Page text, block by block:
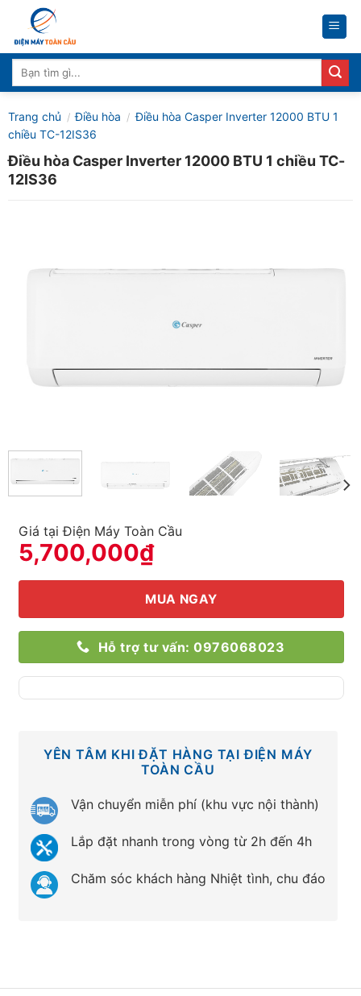
content
Tìm
kiếm:
Trang chủ / Điều hòa / Điều hòa Casper Inverter 12000 BTU 1
chiều TC-12IS36
Điều hòa Casper Inverter 12000 BTU 1 chiều TC-
12IS36
Giá tại Điện Máy Toàn Cầu
5,700,000₫
MUA NGAY
Hỗ trợ tư vấn: 0976068023
YÊN TÂM KHI ĐẶT HÀNG TẠI ĐIỆN MÁY
TOÀN CẦU
Vận chuyển miễn phí (khu vực nội thành)
Lắp đặt nhanh trong vòng từ 2h đến 4h
Chăm sóc khách hàng Nhiệt tình, chu đáo